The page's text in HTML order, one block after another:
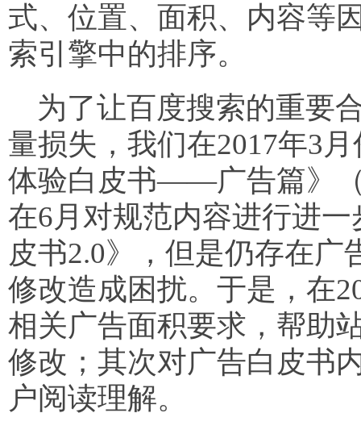
式、位置、面积、内容等
索引擎中的排序。
为了让百度搜索的重要
量损失，我们在2017年3
体验白皮书——广告篇》
在6月对规范内容进行进
皮书2.0》，但是仍存在
修改造成困扰。于是，在
相关广告面积要求，帮助
修改；其次对广告白皮书
户阅读理解。